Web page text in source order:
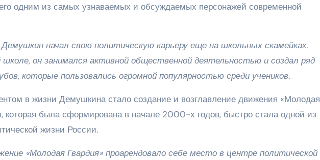
одним из самых узнаваемых и обсуждаемых персонажей современной
начал свою политическую карьеру еще на школьных скамейках.
он занимался активной общественной деятельностью и создал ряд
которые пользовались огромной популярностью среди учеников.
в жизни Демушкина стало создание и возглавление движения «Молодая
которая была сформирована в начале 2000-х годов, быстро стала одной из
жизни России.
«Молодая Гвардия» проарендовало себе место в центре политической